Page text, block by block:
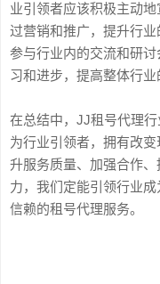
业引领者应该积极主动
过营销和推广，提升行
参与行业内的交流和研
习和进步，提高整体行业
在总结中，JJ租号代理
为行业引领者，拥有改
升服务质量、加强合作
力，我们定能引领行业
信赖的租号代理服务。